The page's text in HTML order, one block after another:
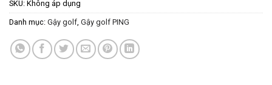
SKU: Không áp dụng
Danh mục: Gậy golf Gậy golf PING